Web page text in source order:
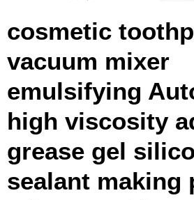
cosmetic
vacuum mixer
emulsifying
high viscosity
grease gel
sealant making